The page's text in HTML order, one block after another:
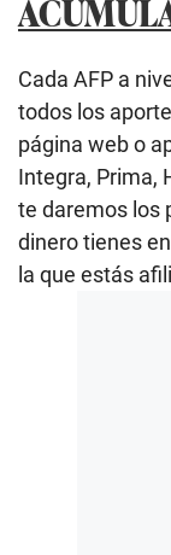
Cada AFP a
todos los
página web o
Integra, Prima,
te daremos los
dinero tienes
la que estás